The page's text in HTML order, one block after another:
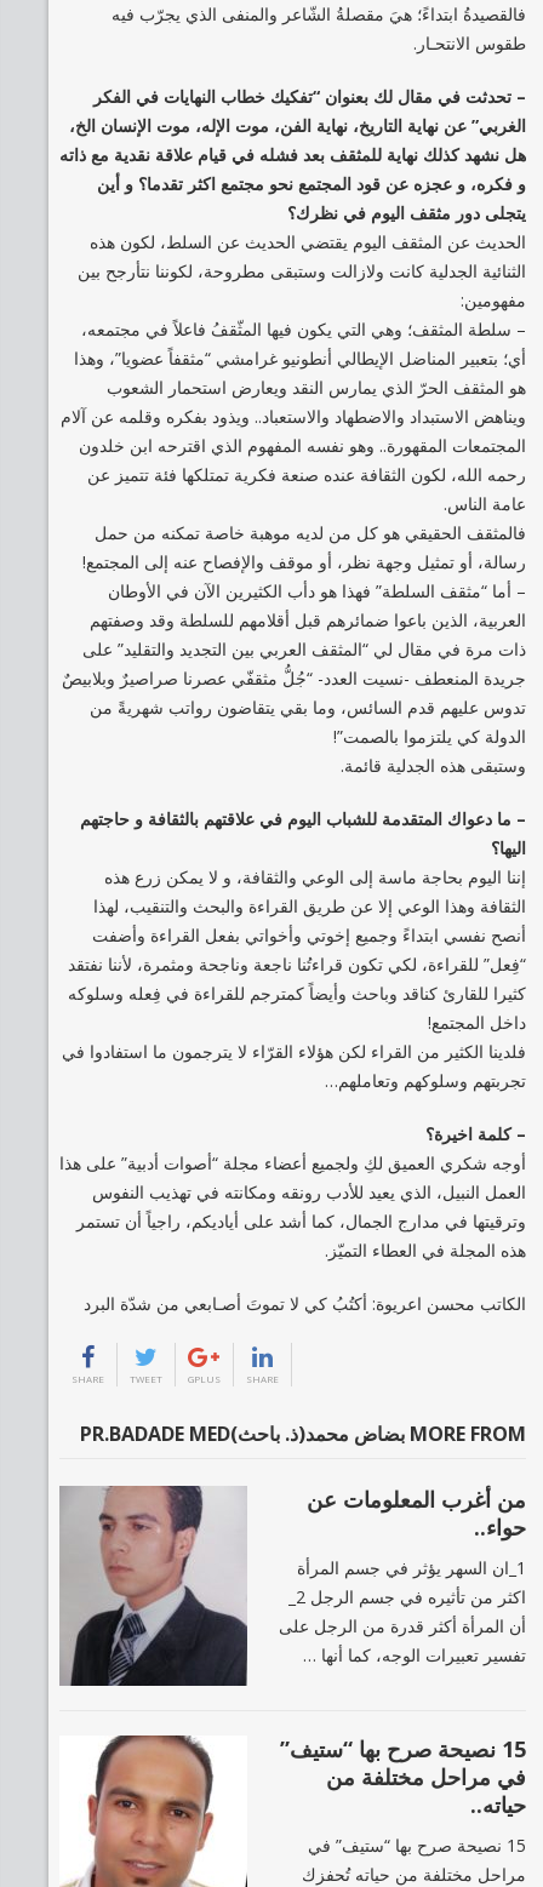
فالقصيدةُ ابتداءً؛ هيَ مقصلةُ الشّاعر والمنفى الذي يجرّب فيه
طقوس الانتحـار.
– تحدثت في مقال لك بعنوان “تفكيك خطاب النهايات في الفكر
الغربي” عن نهاية التاريخ، نهاية الفن، موت الإله، موت الإنسان الخ،
هل نشهد كذلك نهاية للمثقف بعد فشله في قيام علاقة نقدية مع ذاته
و فكره، و عجزه عن قود المجتمع نحو مجتمع اكثر تقدما؟ و أين
يتجلى دور مثقف اليوم في نظرك؟
الحديث عن المثقف اليوم يقتضي الحديث عن السلط، لكون هذه
الثنائية الجدلية كانت ولازالت وستبقى مطروحة، لكوننا نتأرجح بين
مفهومين:
– سلطة المثقف؛ وهي التي يكون فيها المثّقفُ فاعلاً في مجتمعه،
أي؛ بتعبير المناضل الإيطالي أنطونيو غرامشي “مثقفاً عضويا”، وهذا
هو المثقف الحرّ الذي يمارس النقد ويعارض استحمار الشعوب
ويناهض الاستبداد والاضطهاد والاستعباد.. ويذود بفكره وقلمه عن آلام
المجتمعات المقهورة.. وهو نفسه المفهوم الذي اقترحه ابن خلدون
رحمه الله، لكون الثقافة عنده صنعة فكرية تمتلكها فئة تتميز عن
عامة الناس.
فالمثقف الحقيقي هو كل من لديه موهبة خاصة تمكنه من حمل
رسالة، أو تمثيل وجهة نظر، أو موقف والإفصاح عنه إلى المجتمع!
– أما “مثقف السلطة” فهذا هو دأب الكثيرين الآن في الأوطان
العربية، الذين باعوا ضمائرهم قبل أقلامهم للسلطة وقد وصفتهم
ذات مرة في مقال لي “المثقف العربي بين التجديد والتقليد” على
جريدة المنعطف -نسيت العدد- “جُلُّ مثقفّي عصرنا صراصيرٌ وبلابيصٌ
تدوس عليهم قدم السائس، وما بقي يتقاضون رواتب شهريةً من
الدولة كي يلتزموا بالصمت”!
وستبقى هذه الجدلية قائمة.
– ما دعواك المتقدمة للشباب اليوم في علاقتهم بالثقافة و حاجتهم
اليها؟
إننا اليوم بحاجة ماسة إلى الوعي والثقافة، و لا يمكن زرع هذه
الثقافة وهذا الوعي إلا عن طريق القراءة والبحث والتنقيب، لهذا
أنصح نفسي ابتداءً وجميع إخوتي وأخواتي بفعل القراءة وأضفت
“فِعل” للقراءة، لكي تكون قراءتُنا ناجعة وناجحة ومثمرة، لأننا نفتقد
كثيرا للقارئ كناقد وباحث وأيضاً كمترجم للقراءة في فِعله وسلوكه
داخل المجتمع!
فلدينا الكثير من القراء لكن هؤلاء القرّاء لا يترجمون ما استفادوا في
تجربتهم وسلوكهم وتعاملهم…
– كلمة اخيرة؟
أوجه شكري العميق لكِ ولجميع أعضاء مجلة “أصوات أدبية” على هذا
العمل النبيل، الذي يعيد للأدب رونقه ومكانته في تهذيب النفوس
وترقيتها في مدارج الجمال، كما أشد على أياديكم، راجياً أن تستمر
هذه المجلة في العطاء التميّز.
الكاتب محسن اعريوة: أكتُبُ كي لا تموتَ أصـابعي من شدّة البرد
SHARE TWEET GPLUS SHARE
MORE FROM بضاض محمد(ذ. باحث)PR.BADADE MED
من أغرب المعلومات عن
حواء..
1_ان السهر يؤثر في جسم المرأة
أن المرأة أكثر قدرة من الرجل على
تفسير تعبيرات الوجه، كما أنها …
15 نصيحة صرح بها “ستيف”
في مراحل مختلفة من
حياته..
15 نصيحة صرح بها “ستيف” في
مراحل مختلفة من حياته تُحفزك